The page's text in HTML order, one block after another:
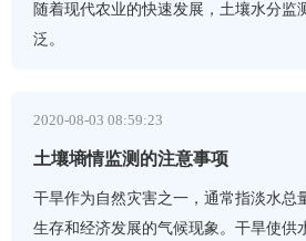
随着现代农业的快速发展，土壤水分监
泛。
2020-08-03 08:59:23
土壤墒情监测的注意事项
干旱作为自然灾害之一，通常指淡水总
生存和经济发展的气候现象。干旱使供